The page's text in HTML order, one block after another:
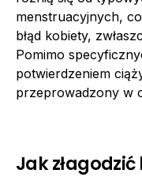
menstruacyjnych,
błąd kobiety,
Pomimo
potwierdzeniem
przeprowadzony w
Jak